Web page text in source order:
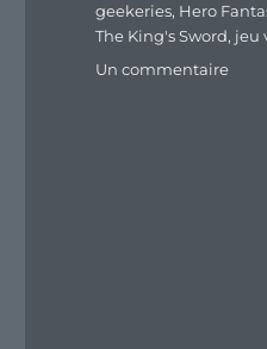
geekeries, Hero
The King's Sword, jeu
Un commentairesur